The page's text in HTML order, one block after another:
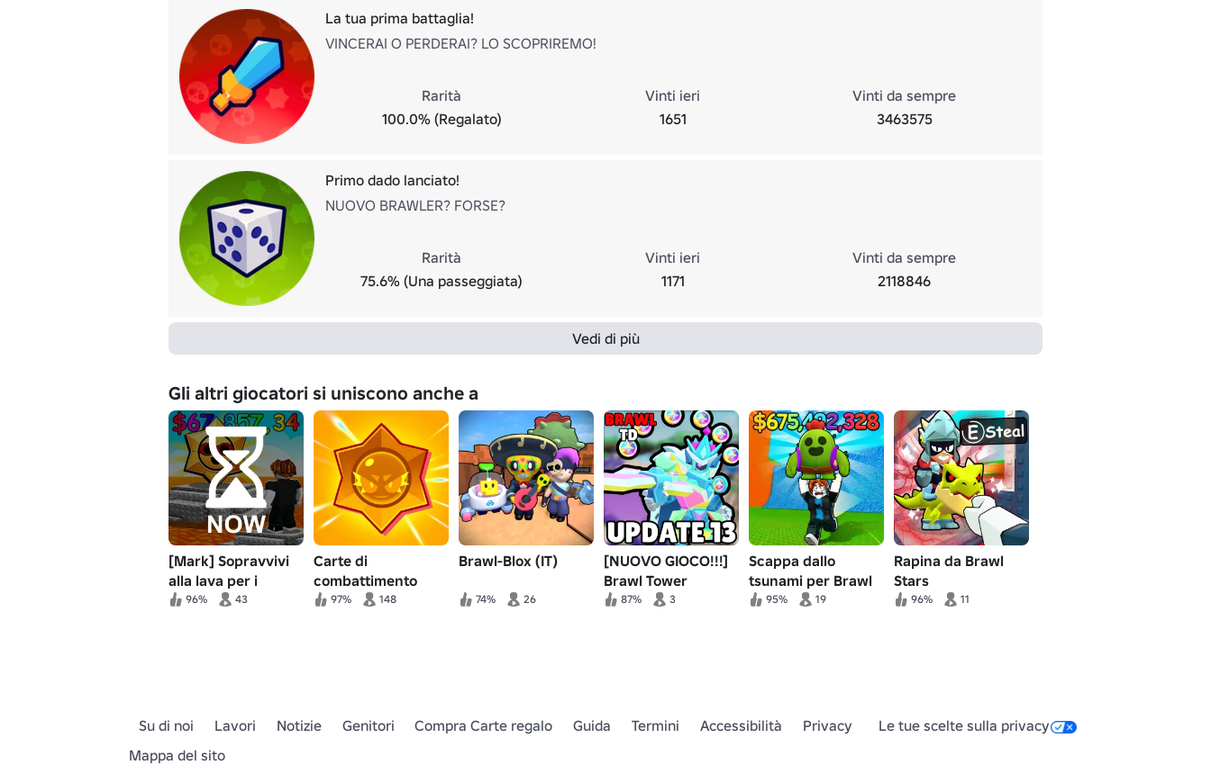
La tua prima battaglia!
VINCERAI O PERDERAI? LO SCOPRIREMO!
Rarità
100.0% (Regalato)
Vinti ieri
1651
Vinti da sempre
3463575
Primo dado lanciato!
NUOVO BRAWLER? FORSE?
Rarità
75.6% (Una passeggiata)
Vinti ieri
1171
Vinti da sempre
2118846
Vedi di più
Gli altri giocatori si uniscono anche a
[Mark] Sopravvivi
alla lava per i
combattenti! 🔥
96% 43
Carte di
combattimento
rotanti
97% 148
Brawl-Blox (IT)
74% 26
[NUOVO GIOCO!!!]
Brawl Tower
Defense
87% 3
Scappa dallo
tsunami per Brawl
Stars
95% 19
Rapina da Brawl
Stars
96% 11
Su di noi Lavori Notizie Genitori Compra Carte regalo Guida Termini Accessibilità Privacy
Le tue scelte sulla privacy
Mappa del sito